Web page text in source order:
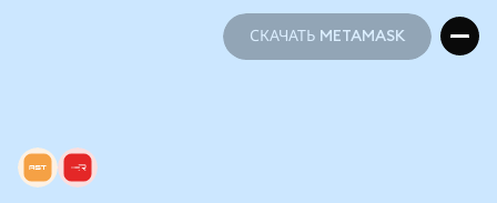
СКАЧАТЬ METAMASK